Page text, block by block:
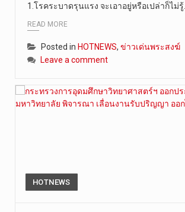
1.โรคระบาดรุนแรง จะเอาอยู่หรือเปล่าก็ไม่รู้…
READ MORE
Posted in HOTNEWS, ข่าวเด่นพระสงฆ์
Leave a comment
HOTNEWS